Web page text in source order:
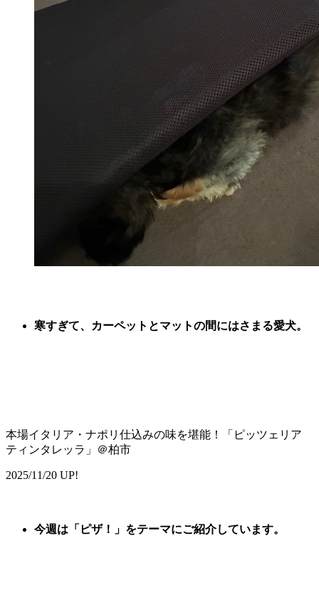
寒すぎて、カーペットとマットの間にはさまる愛犬。
本場イタリア・ナポリ仕込みの味を堪能！「ピッツェリア
ティンタレッラ」＠柏市
2025/11/20 UP!
今週は 「 ピザ！ 」 をテーマにご紹介しています。